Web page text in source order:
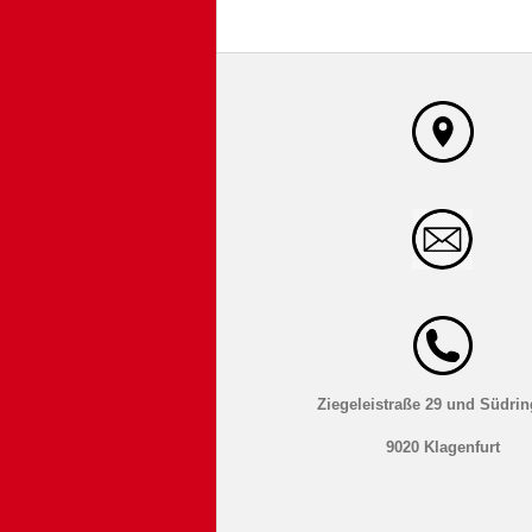
Ziegeleistraße 29 und
9020 Klagenfurt